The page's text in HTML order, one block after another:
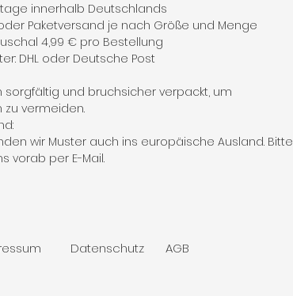
innerhalb Deutschlands
Paketversand je nach Größe und Menge
4,99 € pro Bestellung
DHL oder Deutsche Post
sorgfältig und bruchsicher verpackt, um
vermeiden.
wir Muster auch ins europäische Ausland. Bitte
vorab per E-Mail.
Datenschutz
AGB